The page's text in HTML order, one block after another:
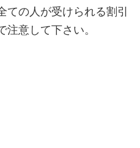
ての人が受けられる割引
意して下さい。